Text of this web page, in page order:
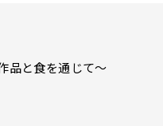
品と食を通じて〜